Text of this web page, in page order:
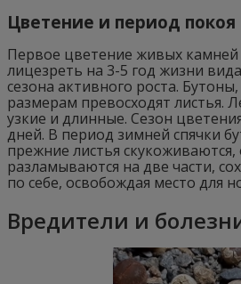
Цветение и период покоя
Первое цветение живых
лицезреть на 3-5 год жизни
сезона активного роста.
размерам превосходят листья.
узкие и длинные. Сезон
дней. В период зимней спячки
прежние листья
разламываются на две части,
по себе, освобождая место для
Вредители и